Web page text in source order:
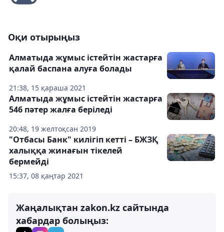
Оқи отырыңыз
21:38, 15 қараша 2021
Алматыда жұмыс істейтін жастарға
қалай баспана алуға болады
20:48, 19 желтоқсан 2019
Алматыда жұмыс істейтін жастарға
546 пәтер жалға беріледі
15:37, 08 қаңтар 2021
"Отбасы Банк" килігіп кетті – БЖЗҚ
халыққа жинағын тікелей
бермейді
Жаңалықтан zakon.kz сайтында
хабардар болыңыз: